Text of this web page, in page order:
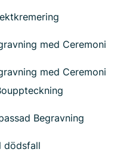
med Ceremoni
med Ceremoni
Begravning
dödsfall